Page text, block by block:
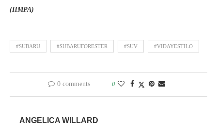
(HMPA)
#SUBARU #SUBARUFORESTER #SUV #VIDAYESTILO
0 comments 0
ANGELICA WILLARD